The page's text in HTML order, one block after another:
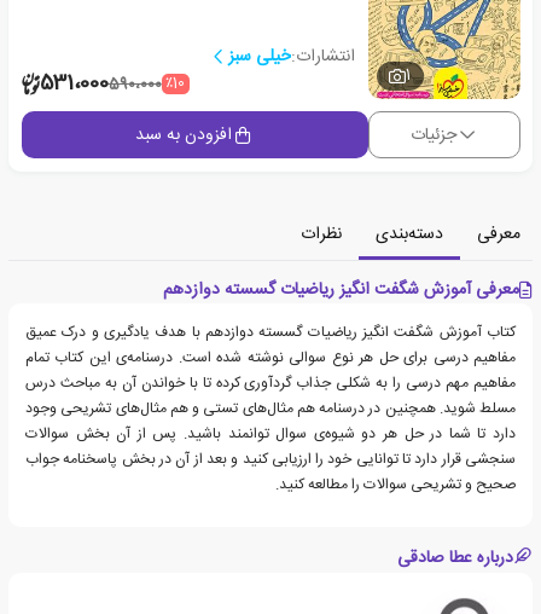
1
انتشارات:خیلی سبز
٪10590،000531،000
جزئیات افزودن به سبد
معرفی دسته‌بندی
نظرات
معرفی آموزش شگفت انگیز ریاضیات گسسته دوازدهم
کتاب آموزش شگفت انگیز ریاضیات گسسته دوازدهم با هدف یادگیری و درک عمیق
مفاهیم درسی برای حل هر نوع سوالی نوشته شده‌ است. درسنامه‌ی این کتاب تمام
مفاهیم مهم درسی را به شکلی جذاب گردآوری کرده تا با خواندن آن به مباحث درس
مسلط شوید. همچنین در درسنامه هم مثال‌های تستی و هم مثال‌های تشریحی وجود
دارد تا شما در حل هر دو شیوه‌ی سوال توانمند باشید. پس از آن بخش سوالات
سنجشی قرار دارد تا توانایی خود را ارزیابی کنید و بعد از آن در بخش پاسخنامه جواب
صحیح و تشریحی سوالات را مطالعه کنید.
درباره عطا صادقی